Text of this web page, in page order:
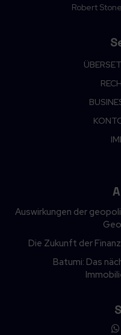
Robert
Auswirkungen der
Die Zukunft der
Batumi: Das